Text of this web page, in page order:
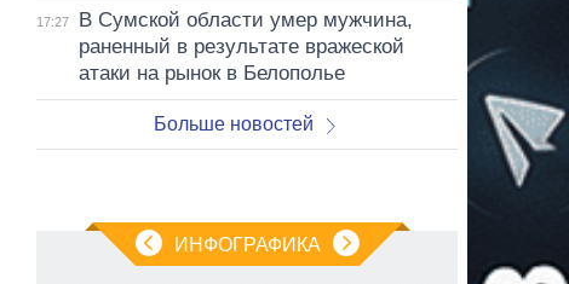
17:27
В Сумской области умер мужчина,
раненный в результате вражеской
атаки на рынок в Белополье
Больше новостей
ИНФОГРАФИКА